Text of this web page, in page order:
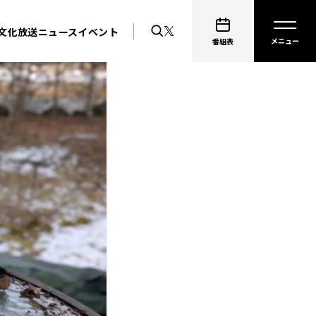
化放送ニュースイベント
番組表